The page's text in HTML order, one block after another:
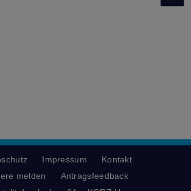
Impressum
Kontakt
melden
Antragsfeedback